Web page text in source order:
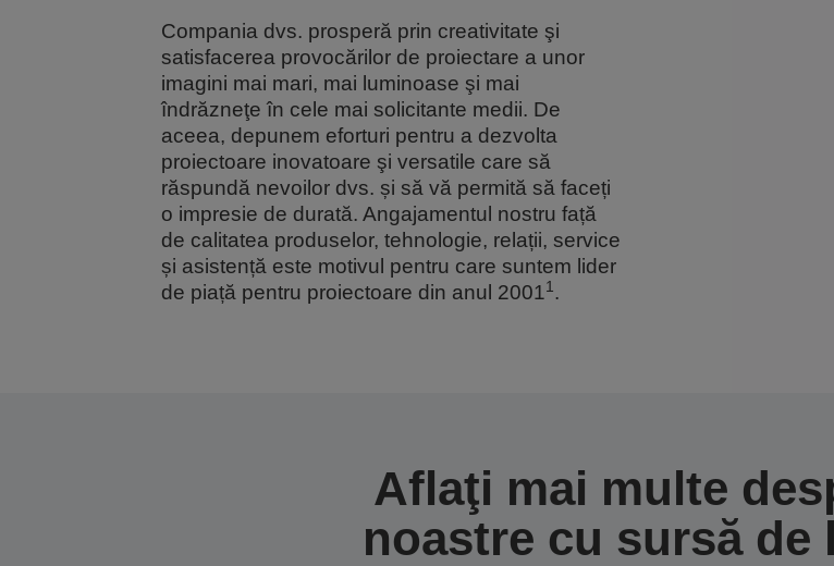
Compania dvs. prosperă prin creativitate şi
satisfacerea provocărilor de proiectare a unor
imagini mai mari, mai luminoase şi mai
îndrăzneţe în cele mai solicitante medii. De
aceea, depunem eforturi pentru a dezvolta
proiectoare inovatoare şi versatile care să
răspundă nevoilor dvs. și să vă permită să faceți
o impresie de durată. Angajamentul nostru față
de calitatea produselor, tehnologie, relații, service
și asistență este motivul pentru care suntem lider
de piață pentru proiectoare din anul 20011 .
Aflaţi mai multe
noastre cu sursă de